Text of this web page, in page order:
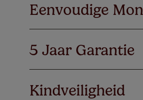
Eenvoudige
5 Jaar Garantie
Kindveiligheid